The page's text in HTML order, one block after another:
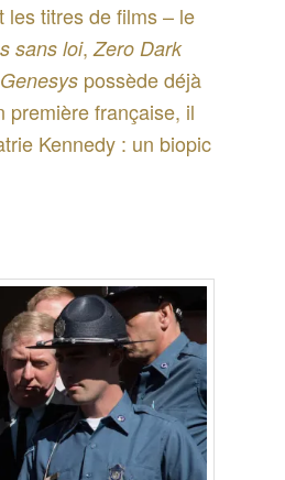
les titres de films – le
sans loi,Zero Dark
possède déjà
première française, il
Kennedy : un biopic